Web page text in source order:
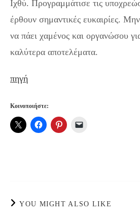
Ιχθύ. Προγραμμάτισε τις
έρθουν σημαντικές ευκαιρίες.
να πάει χαμένος και οργανώσου
καλύτερα αποτελέματα.
πηγή
Κοινοποιήστε:
YOU MIGHT ALSO LIKE